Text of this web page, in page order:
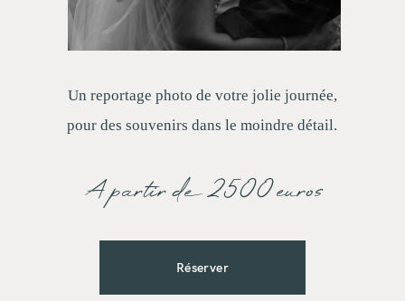
Un reportage photo de votre jolie journée,
pour des souvenirs dans le moindre détail.
A partir de 2500 euros
Réserver